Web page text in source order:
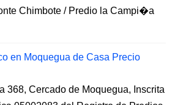
Chimbote / Predio la Campi�a
en Moquegua de Casa Precio
368, Cercado de Moquegua, Inscrita